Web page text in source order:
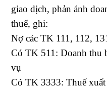
giao dịch, phản ánh
thuế, ghi:
Nợ các TK 111, 112,
Có TK 511: Doanh thu
vụ
Có TK 3333: Thuế